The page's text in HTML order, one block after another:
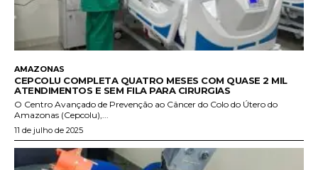
AMAZONAS
CEPCOLU COMPLETA QUATRO MESES COM QUASE 2 MIL
ATENDIMENTOS E SEM FILA PARA CIRURGIAS
O Centro Avançado de Prevenção ao Câncer do Colo do Útero do
Amazonas (Cepcolu),...
11 de julho de 2025